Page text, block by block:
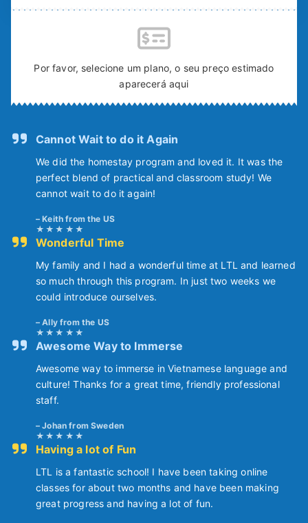
Por favor, selecione um plano, o seu preço estimado
aparecerá aqui
Cannot Wait to do it Again
We did the homestay program and loved it. It was the
perfect blend of practical and classroom study! We
cannot wait to do it again!
Keith from the US
Wonderful Time
My family and I had a wonderful time at LTL and learned
so much through this program. In just two weeks we
could introduce ourselves.
Ally from the US
Awesome Way to Immerse
Awesome way to immerse in Vietnamese language and
culture! Thanks for a great time, friendly professional
staff.
Johan from Sweden
Having a lot of Fun
LTL is a fantastic school! I have been taking online
classes for about two months and have been making
great progress and having a lot of fun.